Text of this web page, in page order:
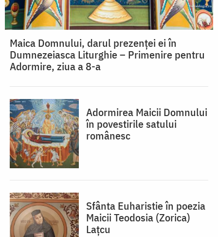
Maica Domnului, darul prezenței ei în
Dumnezeiasca Liturghie – Primenire pentru
Adormire, ziua a 8-a
Adormirea Maicii Domnului
în povestirile satului
românesc
Sfânta Euharistie în poezia
Maicii Teodosia (Zorica)
Lațcu